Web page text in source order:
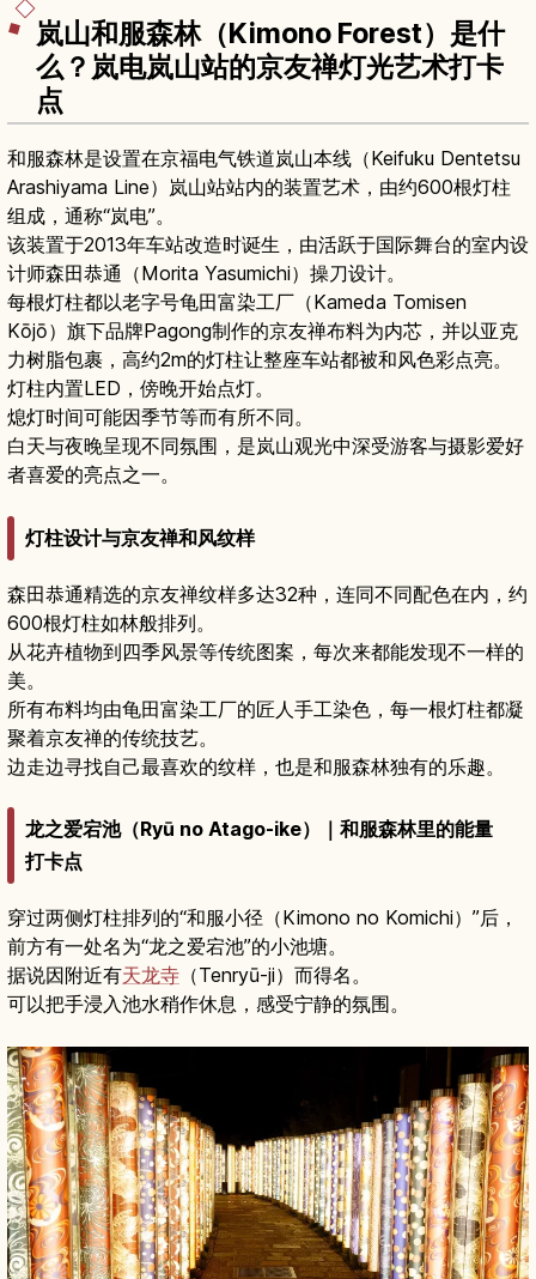
岚山和服森林（Kimono Forest）是什
么？岚电岚山站的京友禅灯光艺术打卡
点
和服森林是设置在京福电气铁道岚山本线（Keifuku Dentetsu
Arashiyama Line）岚山站站内的装置艺术，由约600根灯柱
组成，通称“岚电”。
该装置于2013年车站改造时诞生，由活跃于国际舞台的室内设
计师森田恭通（Morita Yasumichi）操刀设计。
每根灯柱都以老字号龟田富染工厂（Kameda Tomisen
Kōjō）旗下品牌Pagong制作的京友禅布料为内芯，并以亚克
力树脂包裹，高约2m的灯柱让整座车站都被和风色彩点亮。
灯柱内置LED，傍晚开始点灯。
熄灯时间可能因季节等而有所不同。
白天与夜晚呈现不同氛围，是岚山观光中深受游客与摄影爱好
者喜爱的亮点之一。
灯柱设计与京友禅和风纹样
森田恭通精选的京友禅纹样多达32种，连同不同配色在内，约
600根灯柱如林般排列。
从花卉植物到四季风景等传统图案，每次来都能发现不一样的
美。
所有布料均由龟田富染工厂的匠人手工染色，每一根灯柱都凝
聚着京友禅的传统技艺。
边走边寻找自己最喜欢的纹样，也是和服森林独有的乐趣。
龙之爱宕池（Ryū no Atago-ike）｜和服森林里的能量
打卡点
穿过两侧灯柱排列的“和服小径（Kimono no Komichi）”后，
前方有一处名为“龙之爱宕池”的小池塘。
据说因附近有天龙寺 （Tenryū-ji）而得名。
可以把手浸入池水稍作休息，感受宁静的氛围。